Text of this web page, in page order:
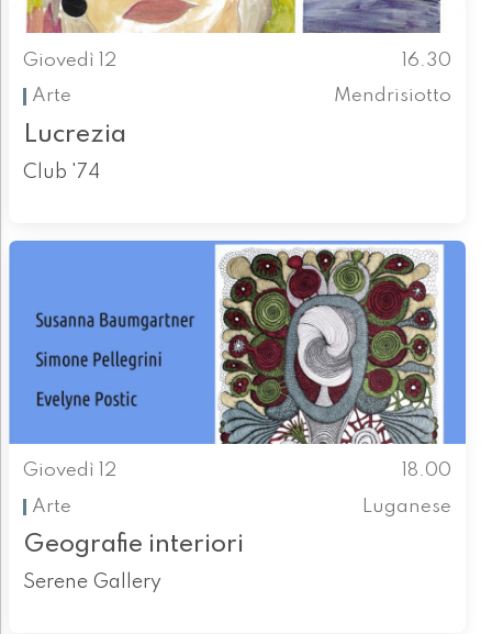
Giovedì 12
16.30
Arte
Mendrisiotto
Lucrezia
Club '74
Giovedì 12
18.00
Arte
Luganese
Geografie interiori
Serene Gallery